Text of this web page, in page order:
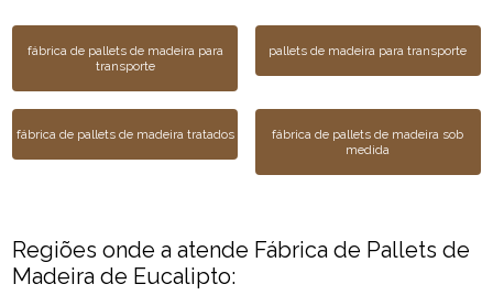
fábrica de pallets de madeira para
transporte
pallets de madeira para transporte
fábrica de pallets de madeira tratados
fábrica de pallets de madeira sob
medida
Regiões onde a atende Fábrica de Pallets de
Madeira de Eucalipto: